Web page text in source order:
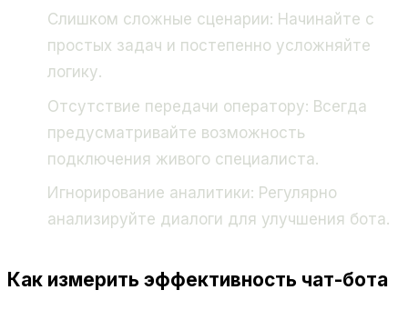
Слишком сложные сценарии: Начинайте с
простых задач и постепенно усложняйте
логику.
Отсутствие передачи оператору: Всегда
предусматривайте возможность
подключения живого специалиста.
Игнорирование аналитики: Регулярно
анализируйте диалоги для улучшения бота.
Как измерить эффективность чат-бота